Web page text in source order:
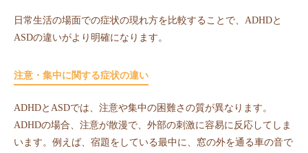
日常生活の場面での症状の現れ方を比較することで、ADHDと
ASDの違いがより明確になります。
注意・集中に関する症状の違い
ADHDとASDでは、注意や集中の困難さの質が異なります。
ADHDの場合、注意が散漫で、外部の刺激に容易に反応してしま
います。例えば、宿題をしている最中に、窓の外を通る車の音で